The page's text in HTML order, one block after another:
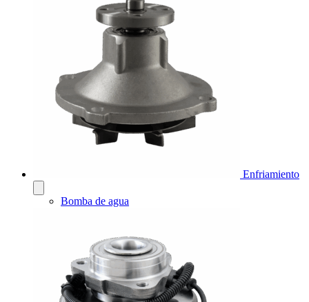
Enfriamiento
Bomba de agua